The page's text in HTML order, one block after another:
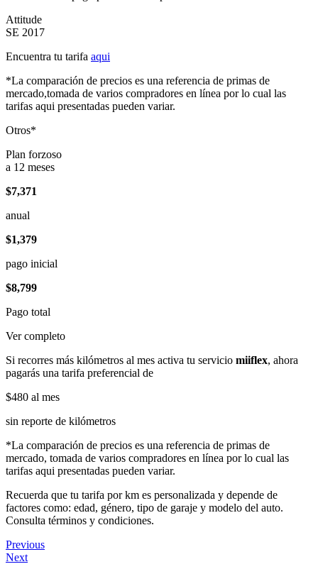
Attitude
SE 2017
Encuentra tu tarifa aqui
*La comparación de precios es una referencia de primas de
mercado,tomada de varios compradores en línea por lo cual las
tarifas aqui presentadas pueden variar.
Otros*
Plan forzoso
a 12 meses
$7,371
anual
$1,379
pago inicial
$8,799
Pago total
Ver completo
Si recorres más kilómetros al mes activa tu servicio miiflex, ahora
pagarás una tarifa preferencial de
$480 al mes
sin reporte de kilómetros
*La comparación de precios es una referencia de primas de
mercado, tomada de varios compradores en línea por lo cual las
tarifas aqui presentadas pueden variar.
Recuerda que tu tarifa por km es personalizada y depende de
factores como: edad, género, tipo de garaje y modelo del auto.
Consulta términos y condiciones.
Previous
Next